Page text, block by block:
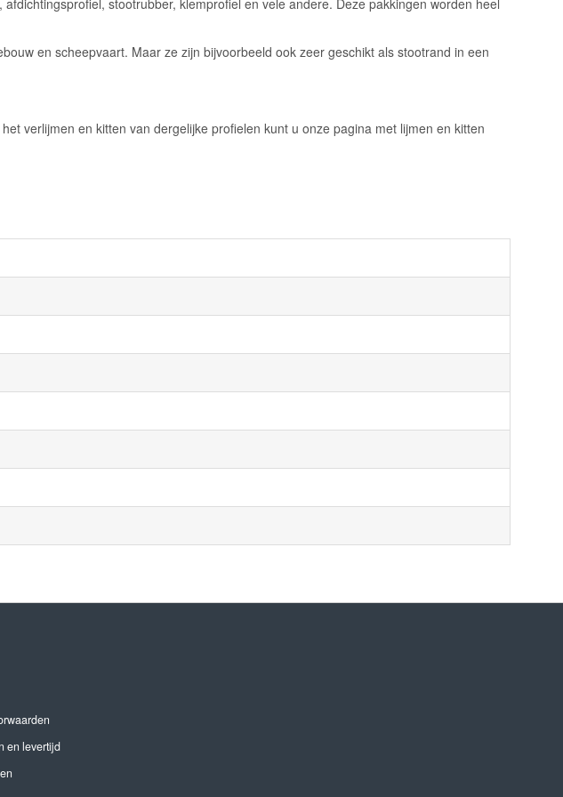
stootrubber, klemprofiel en vele andere. Deze pakkingen worden heel
en scheepvaart. Maar ze zijn bijvoorbeeld ook zeer geschikt als stootrand in een
verlijmen en kitten van dergelijke profielen kunt u onze pagina met lijmen en kitten
en levertijd